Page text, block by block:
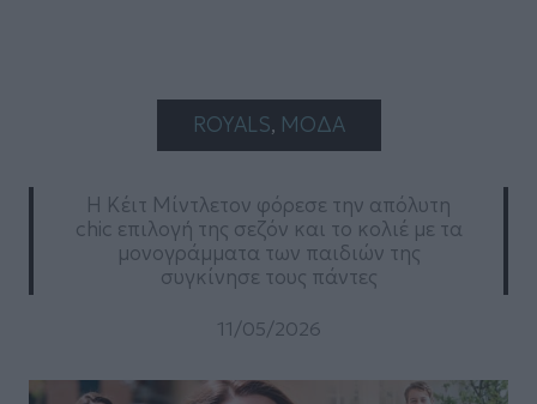
ROYALS, ΜΟΔΑ
Η Κέιτ Μίντλετον φόρεσε την απόλυτη
chic επιλογή της σεζόν και το κολιέ με τα
μονογράμματα των παιδιών της
συγκίνησε τους πάντες
11/05/2026